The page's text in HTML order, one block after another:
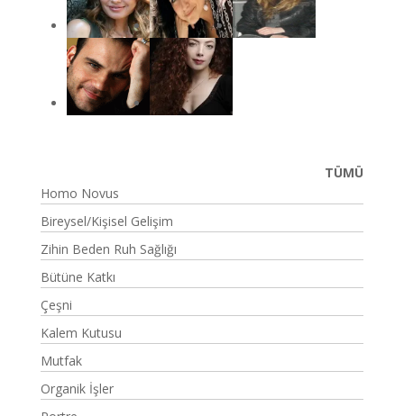
TÜMÜ
Homo Novus
Bireysel/Kişisel Gelişim
Zihin Beden Ruh Sağlığı
Bütüne Katkı
Çeşni
Kalem Kutusu
Mutfak
Organik İşler